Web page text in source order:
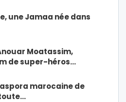
une Jamaa née dans
Moatassim,
de super-héros…
marocaine de